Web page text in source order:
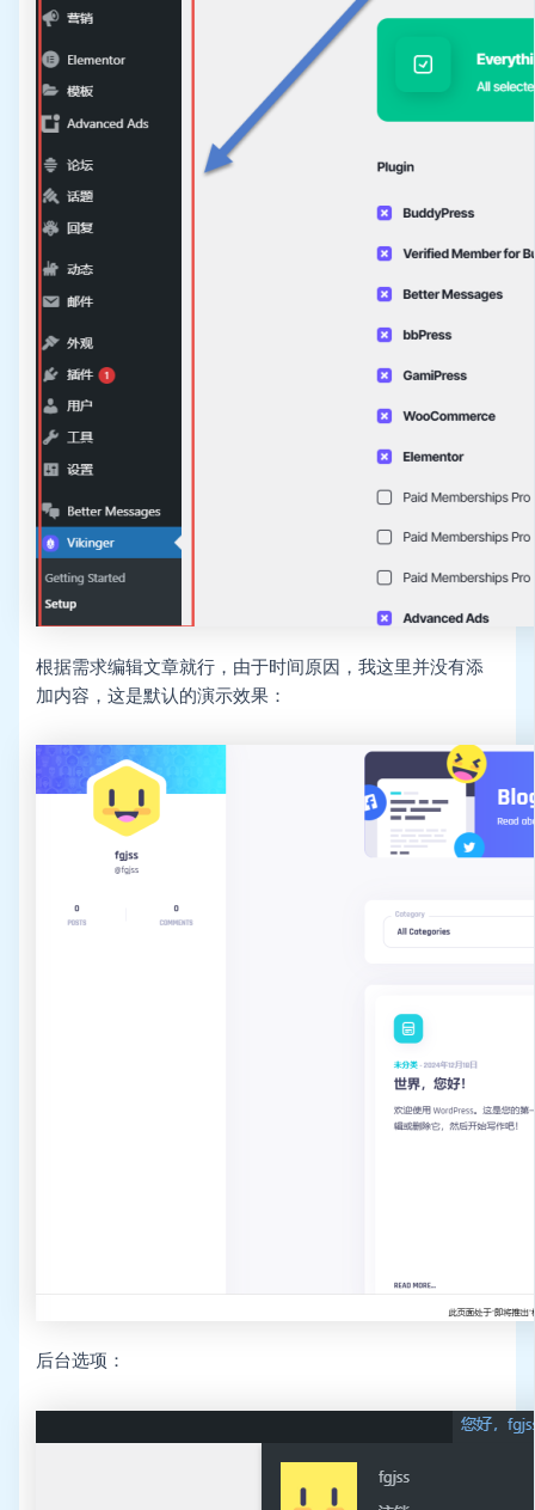
根据需求编辑文章就行，由于时间原因，我这里并没有添
加内容，这是默认的演示效果：
后台选项：